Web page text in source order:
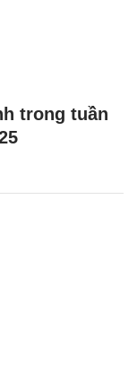
trong tuần